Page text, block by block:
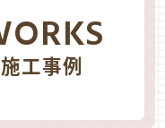
施工事例